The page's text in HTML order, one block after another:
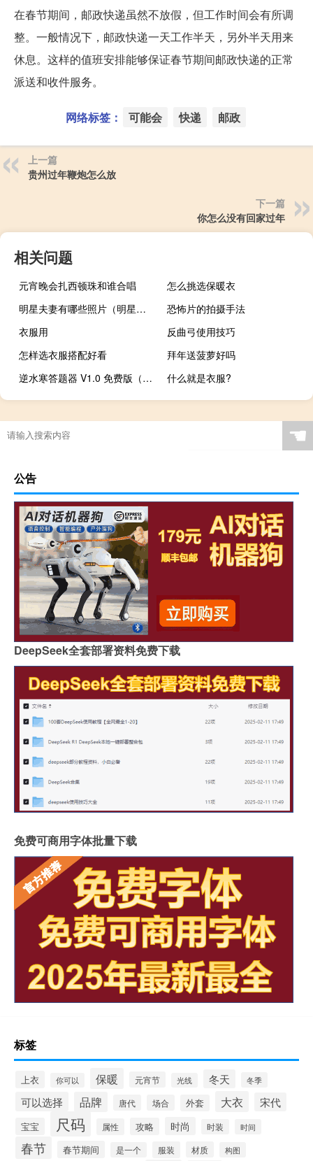
在春节期间，邮政快递虽然不放假，但工作时间会有所调
整。一般情况下，邮政快递一天工作半天，另外半天用来
休息。这样的值班安排能够保证春节期间邮政快递的正常
派送和收件服务。
网络标签： 可能会 快递 邮政
上一篇
贵州过年鞭炮怎么放
下一篇
你怎么没有回家过年
相关问题
元宵晚会扎西顿珠和谁合唱
怎么挑选保暖衣
明星夫妻有哪些照片（明星夫妻有哪些）
恐怖片的拍摄手法
衣服用
反曲弓使用技巧
怎样选衣服搭配好看
拜年送菠萝好吗
逆水寒答题器 V1.0 免费版（逆水寒答题器 V1.0 免费版功能简介）
什么就是衣服?
☚
公告
DeepSeek全套部署资料免费下载
免费可商用字体批量下载
标签
上衣 你可以 保暖 元宵节 光线 冬天 冬季
可以选择 品牌 唐代 场合 外套 大衣 宋代
宝宝 尺码 属性 攻略 时尚 时装 时间
春节 春节期间 是一个 服装 材质 构图